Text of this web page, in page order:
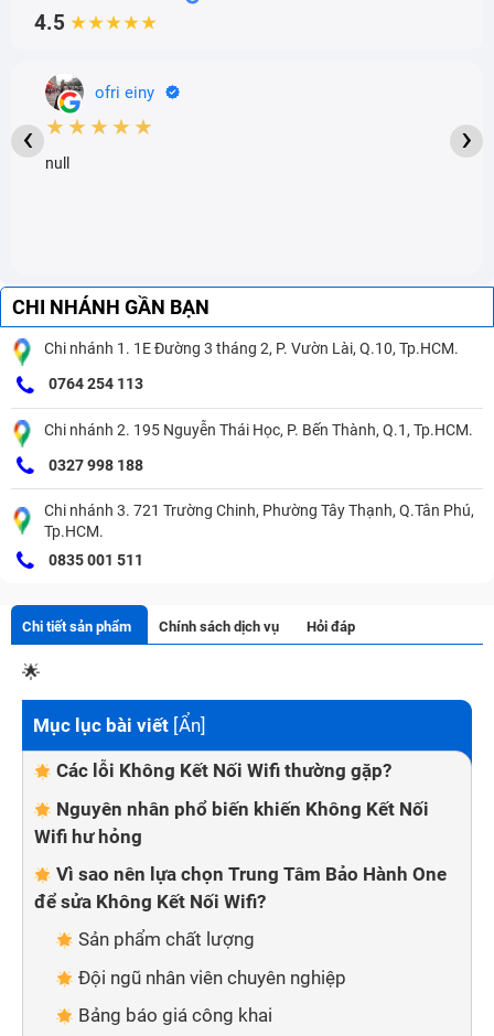
4.5 ★★★★★
ofri einy
★★★★★
null
‹ ›
CHI NHÁNH GẦN BẠN
Chi nhánh 1. 1E Đường 3 tháng 2, P. Vườn Lài, Q.10, Tp.HCM.
0764 254 113
Chi nhánh 2. 195 Nguyễn Thái Học, P. Bến Thành, Q.1, Tp.HCM.
0327 998 188
Chi nhánh 3. 721 Trường Chinh, Phường Tây Thạnh, Q.Tân Phú,
Tp.HCM.
0835 001 511
Chi tiết sản phẩm Chính sách dịch vụ Hỏi đáp
🌟
Mục lục bài viết [Ẩn]
Các lỗi Không Kết Nối Wifi thường gặp?
Nguyên nhân phổ biến khiến Không Kết Nối
Wifi hư hỏng
Vì sao nên lựa chọn Trung Tâm Bảo Hành One
để sửa Không Kết Nối Wifi?
Sản phẩm chất lượng
Đội ngũ nhân viên chuyên nghiệp
Bảng báo giá công khai